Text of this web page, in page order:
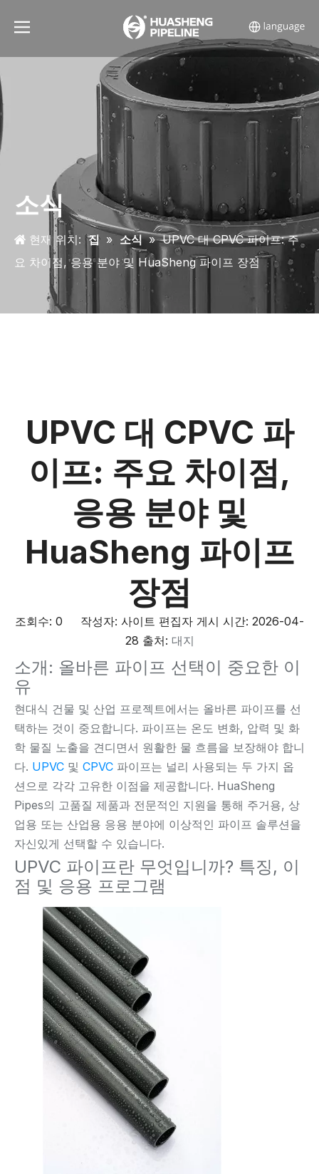
소식
현재 위치: 집 » 소식 » UPVC 대 CPVC 파이프: 주
요 차이점, 응용 분야 및 HuaSheng 파이프 장점
UPVC 대 CPVC 파
이프: 주요 차이점,
응용 분야 및
HuaSheng 파이프
장점
조회수: 0 작성자: 사이트 편집자 게시 시간: 2026-04-
28 출처: 대지
소개: 올바른 파이프 선택이 중요한 이
유
현대식 건물 및 산업 프로젝트에서는 올바른 파이프를 선
택하는 것이 중요합니다. 파이프는 온도 변화, 압력 및 화
학 물질 노출을 견디면서 원활한 물 흐름을 보장해야 합니
다. UPVC 및 CPVC 파이프는 널리 사용되는 두 가지 옵
션으로 각각 고유한 이점을 제공합니다. HuaSheng
Pipes의 고품질 제품과 전문적인 지원을 통해 주거용, 상
업용 또는 산업용 응용 분야에 이상적인 파이프 솔루션을
자신있게 선택할 수 있습니다.
UPVC 파이프란 무엇입니까? 특징, 이
점 및 응용 프로그램